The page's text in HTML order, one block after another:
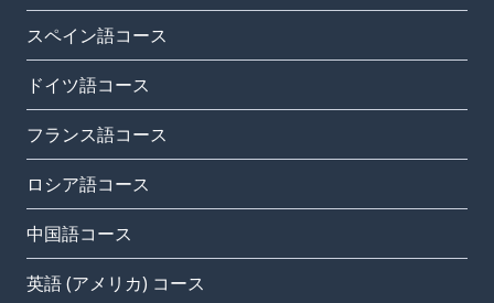
スペイン語コース
ドイツ語コース
フランス語コース
ロシア語コース
中国語コース
英語 (アメリカ) コース